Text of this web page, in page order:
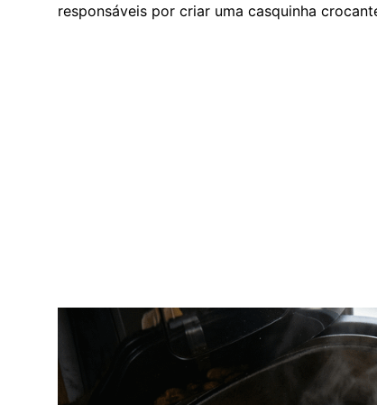
responsáveis por criar uma casquinha